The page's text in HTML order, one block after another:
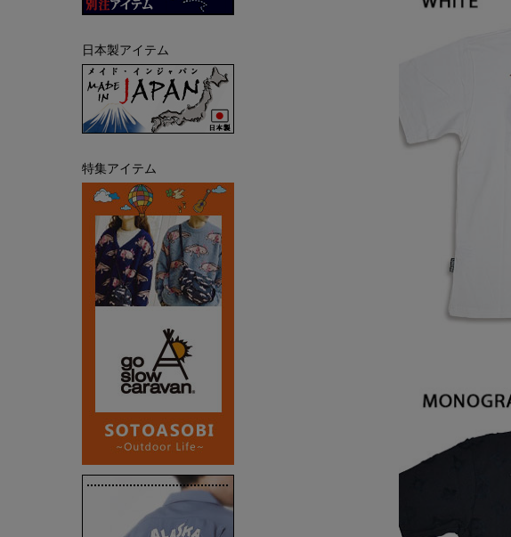
日本製アイテム
特集アイテム